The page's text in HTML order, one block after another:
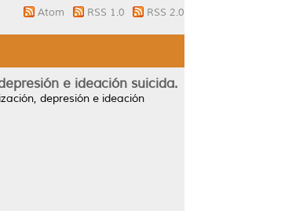
Atom RSS 1.0 RSS 2.0
e ideación suicida.
depresión e ideación